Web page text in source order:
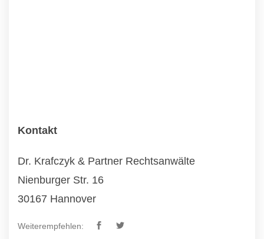
Kontakt
Dr. Krafczyk & Partner Rechtsanwälte
Nienburger Str. 16
30167 Hannover
Weiterempfehlen: